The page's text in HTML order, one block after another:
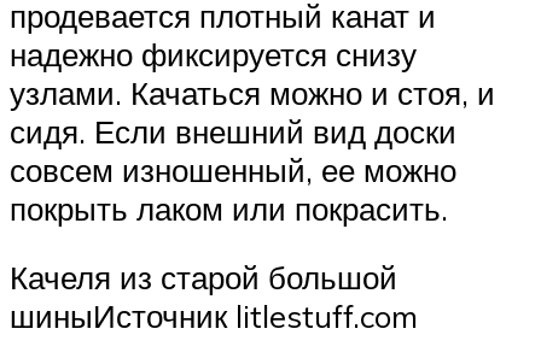
продевается плотный канат и
надежно фиксируется снизу
узлами. Качаться можно и стоя, и
сидя. Если внешний вид доски
совсем изношенный, ее можно
покрыть лаком или покрасить.
Качеля из старой большой
шиныИсточник litlestuff.com